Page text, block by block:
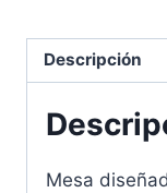
Descripción
Mesa